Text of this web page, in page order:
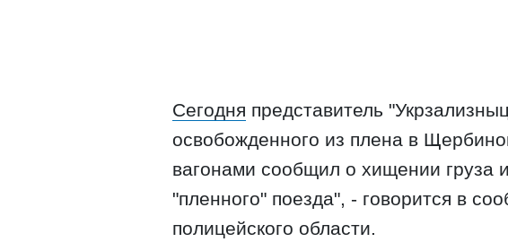
Сегодня представитель
освобожденного из плена в
вагонами сообщил о хищении груза
"пленного" поезда", - говорится в
полицейского области.